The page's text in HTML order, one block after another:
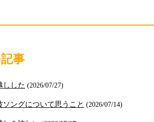
事
しした (2026/07/27)
ソングについて思うこと (2026/07/14)